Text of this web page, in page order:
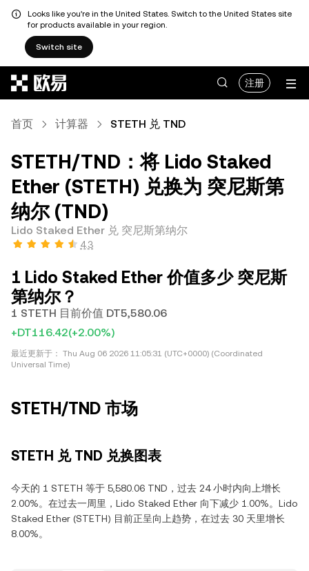
Looks like you're in the United States. Switch to the United States site
for products available in your region.
Switch site
注册
首页 计算器 STETH 兑 TND
STETH/TND：将 Lido Staked
Ether (STETH) 兑换为 突尼斯第
纳尔 (TND)
Lido Staked Ether 兑 突尼斯第纳尔
4.3
1 Lido Staked Ether 价值多少 突尼斯
第纳尔？
1 STETH 目前价值 DT5,580.06
+DT116.42(+2.00%)
最近更新于： Thu Aug 06 2026 11:05:31 (UTC+0000) (Coordinated
Universal Time)
STETH/TND 市场
STETH 兑 TND 兑换图表
今天的 1 STETH 等于 5,580.06 TND，过去 24 小时内向上增长
2.00%。在过去一周里，Lido Staked Ether 向下减少 1.00%。Lido
Staked Ether (STETH) 目前正呈向上趋势，在过去 30 天里增长
8.00%。